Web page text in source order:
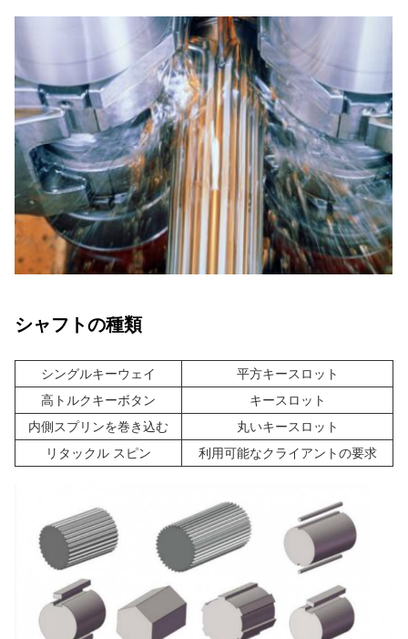
シャフトの種類
シングルキーウェイ
平方キースロット
高トルクキーボタン
キースロット
内側スプリンを巻き込む
丸いキースロット
リタックル スピン
利用可能なクライアントの要求